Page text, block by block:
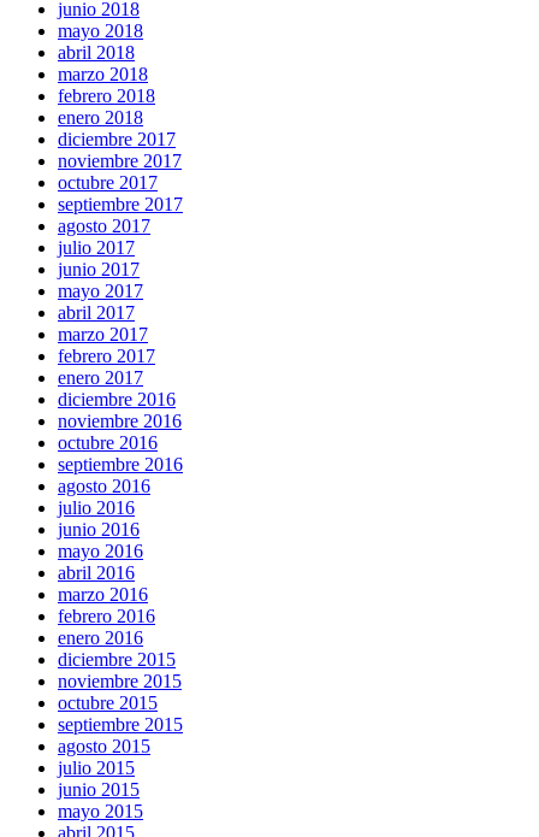
junio 2018
mayo 2018
abril 2018
marzo 2018
febrero 2018
enero 2018
diciembre 2017
noviembre 2017
octubre 2017
septiembre 2017
agosto 2017
julio 2017
junio 2017
mayo 2017
abril 2017
marzo 2017
febrero 2017
enero 2017
diciembre 2016
noviembre 2016
octubre 2016
septiembre 2016
agosto 2016
julio 2016
junio 2016
mayo 2016
abril 2016
marzo 2016
febrero 2016
enero 2016
diciembre 2015
noviembre 2015
octubre 2015
septiembre 2015
agosto 2015
julio 2015
junio 2015
mayo 2015
abril 2015